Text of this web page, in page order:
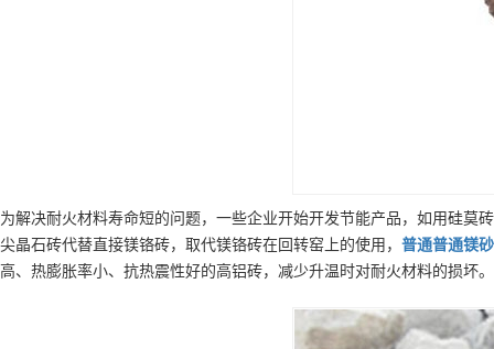
为解决耐火材料寿命短的问题，一些企业开始开发节能产品，如用硅莫
尖晶石砖代替直接镁铬砖，取代镁铬砖在回转窑上的使用， 普通普通镁砂
高、热膨胀率小、抗热震性好的高铝砖，减少升温时对耐火材料的损坏。